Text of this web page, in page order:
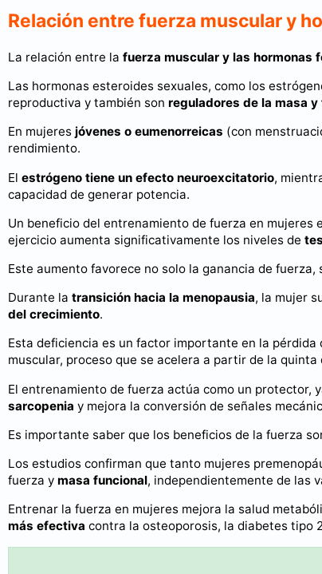
Relación entre fuerza muscular y
La relación entre la fuerza muscular y las hormonas
Las hormonas esteroides sexuales, como los
reproductiva y también son reguladores de la masa
En mujeres jóvenes o eumenorreicas (con
rendimiento.
El estrógeno tiene un efecto neuroexcitatorio,
capacidad de generar potencia.
Un beneficio del entrenamiento de fuerza en mujeres
ejercicio aumenta significativamente los niveles de
Este aumento favorece no solo la ganancia de
Durante la transición hacia la menopausia, la mujer
del crecimiento.
Esta deficiencia es un factor importante en la
muscular, proceso que se acelera a partir de la quinta
El entrenamiento de fuerza actúa como un protector,
sarcopenia y mejora la conversión de señales
Es importante saber que los beneficios de la fuerza
Los estudios confirman que tanto mujeres
fuerza y masa funcional, independientemente de las
Entrenar la fuerza en mujeres mejora la salud
más efectiva contra la osteoporosis, la diabetes tipo